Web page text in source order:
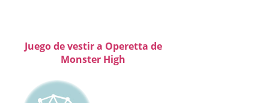
Juego de vestir a Operetta de
Monster High